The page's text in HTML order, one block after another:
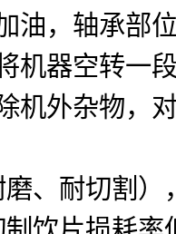
油，轴承部
机器空转一
机外杂物，
、耐切割